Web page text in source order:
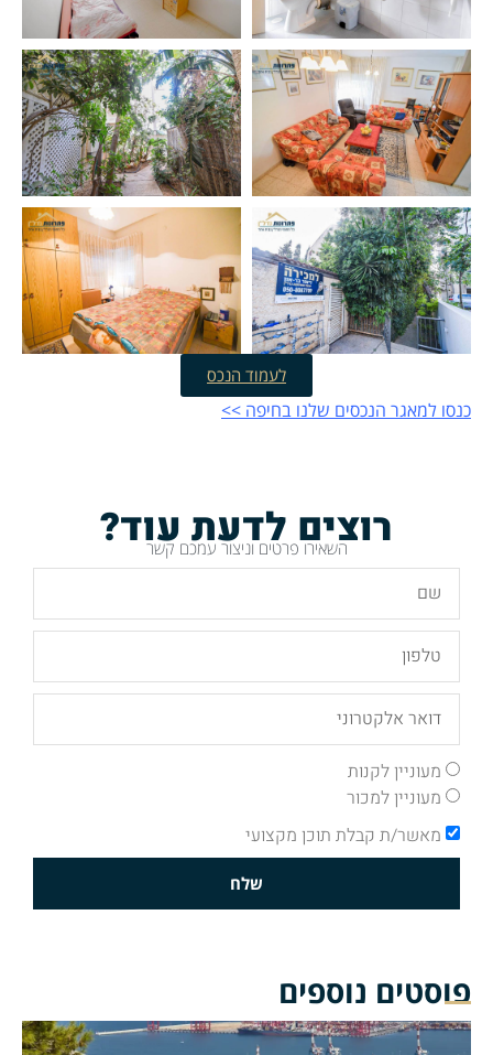
לעמוד הנכס
כנסו למאגר הנכסים שלנו בחיפה >>
רוצים לדעת עוד?
השאירו פרטים וניצור עמכם קשר
מעוניין לקנות
מעוניין למכור
מאשר/ת קבלת תוכן מקצועי
שלח
פוסטים נוספים